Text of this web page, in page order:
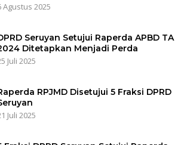
Agustus 2025
Seruyan Setujui Raperda APBD TA
Ditetapkan Menjadi Perda
Juli 2025
RPJMD Disetujui 5 Fraksi DPRD
Juli 2025